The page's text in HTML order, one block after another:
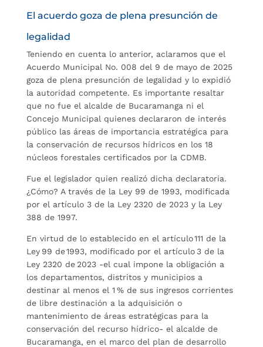
El acuerdo goza de plena presunción de
legalidad
Teniendo en cuenta lo anterior, aclaramos que el
Acuerdo Municipal No. 008 del 9 de mayo de 2025
goza de plena presunción de legalidad y lo expidió
la autoridad competente. Es importante resaltar
que no fue el alcalde de Bucaramanga ni el
Concejo Municipal quienes declararon de interés
público las áreas de importancia estratégica para
la conservación de recursos hídricos en los 18
núcleos forestales certificados por la CDMB.
Fue el legislador quien realizó dicha declaratoria.
¿Cómo? A través de la Ley 99 de 1993, modificada
por el artículo 3 de la Ley 2320 de 2023 y la Ley
388 de 1997.
En virtud de lo establecido en el artículo 111 de la
Ley 99 de 1993, modificado por el artículo 3 de la
Ley 2320 de 2023 -el cual impone la obligación a
los departamentos, distritos y municipios a
destinar al menos el 1 % de sus ingresos corrientes
de libre destinación a la adquisición o
mantenimiento de áreas estratégicas para la
conservación del recurso hídrico- el alcalde de
Bucaramanga, en el marco del plan de desarrollo